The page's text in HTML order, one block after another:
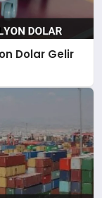
Dolar Gelir